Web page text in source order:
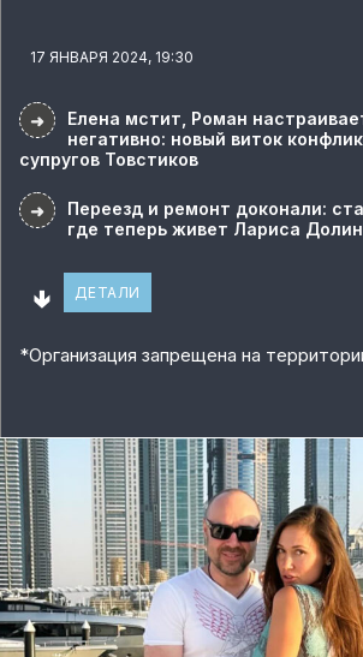
17 ЯНВАРЯ 2024, 19:30
➜
Елена мстит, Роман
негативно: новый виток
супругов Товстиков
➜
Переезд и ремонт доконали:
где теперь живет Лариса
🢃 ДЕТАЛИ
*Организация запрещена на